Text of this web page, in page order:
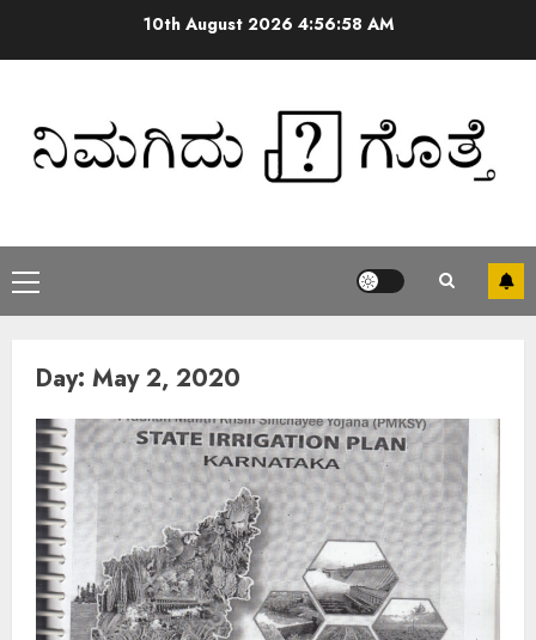
10th August 2026 4:56:58 AM
Day: May 2, 2020